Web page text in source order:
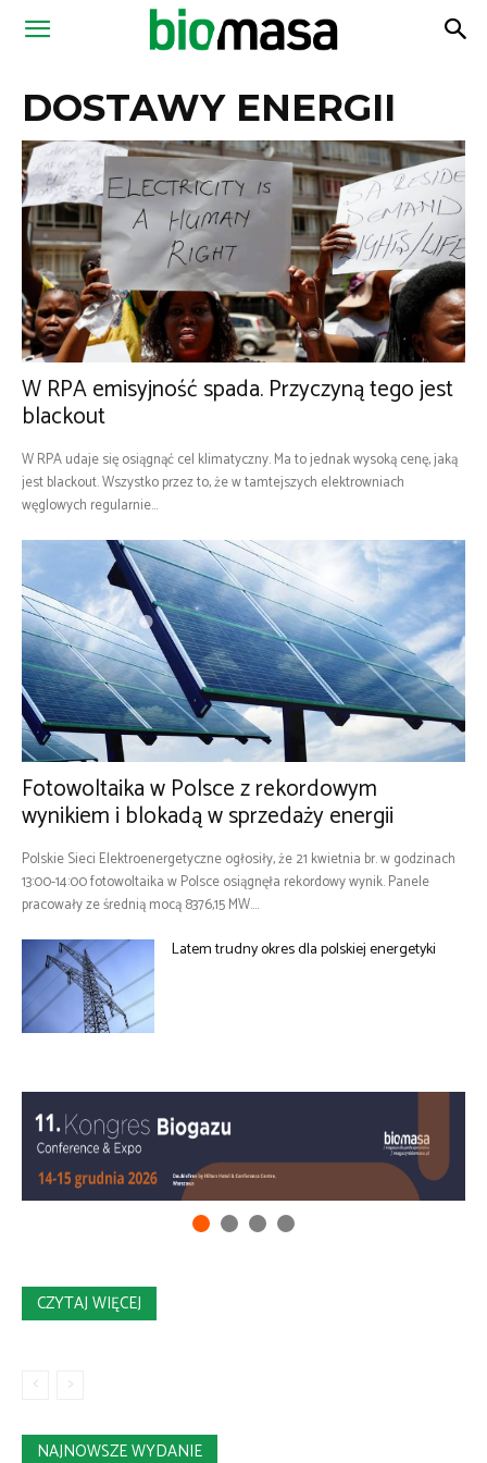
Magazyn
DOSTAWY ENERGII
W RPA emisyjność spada. Przyczyną tego jest
blackout
W RPA udaje się osiągnąć cel klimatyczny. Ma to jednak wysoką cenę, jaką
jest blackout. Wszystko przez to, że w tamtejszych elektrowniach
węglowych regularnie...
Fotowoltaika w Polsce z rekordowym
wynikiem i blokadą w sprzedaży energii
Polskie Sieci Elektroenergetyczne ogłosiły, że 21 kwietnia br. w godzinach
13:00-14:00 fotowoltaika w Polsce osiągnęła rekordowy wynik. Panele
pracowały ze średnią mocą 8376,15 MW....
Latem trudny okres dla polskiej energetyki
CZYTAJ WIĘCEJ
NAJNOWSZE WYDANIE